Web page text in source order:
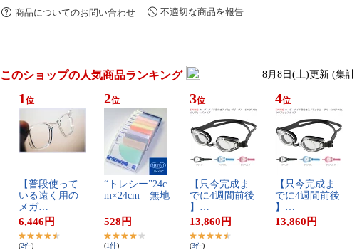
商品についてのお問い合わせ 不適切な商品を報告
このショップの人気商品ランキング 8月8日(土)更新 (集
1 位
【​普​段​使​っ​て​
い​る​遠​く​用​の​
メ​ガ​…
6,446 円
(2件)
2位
“​ト​レ​シ​ー​”​2​4​c​
m​×​2​4​c​m​ ​無​地
528 円
(1件)
3位
【​只​今​完​成​ま​
で​に​4​週​間​前​後​
】​…
13,860 円
(3件)
4位
【​只​今​完​成​ま​
で​に​4​週​間​前​後​
】​…
13,860 円